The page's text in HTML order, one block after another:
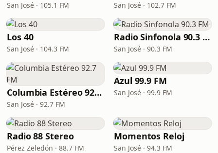
San José · 105.1 FM San José · 102.7 FM
Los 40
San José · 104.3 FM
Radio Sinfonola 90.3 FM
San José · 90.3 FM
Columbia Estéreo 92.7 FM
San José · 92.7 FM
Azul 99.9 FM
San José · 99.9 FM
Radio 88 Stereo
Pérez Zeledón · 88.7 FM
Momentos Reloj
San José · 94.3 FM